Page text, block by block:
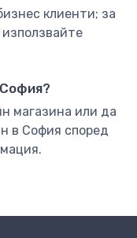
клиенти; за
магазина или да
в София според